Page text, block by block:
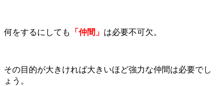
何をするにしても 「仲間」 は必要不可欠。
その目的が大きければ大きいほど強力な仲間は必要でし
ょう。